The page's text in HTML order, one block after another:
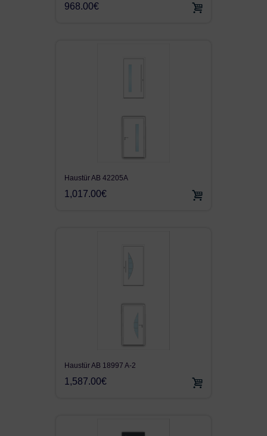
968.00€
Haustür AB 42205A
1,017.00€
Haustür AB 18997 A-2
1,587.00€